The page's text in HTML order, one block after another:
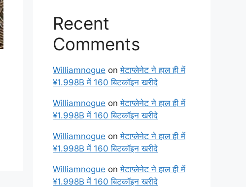
Recent
Comments
Williamnogue onमेटाप्लेनेट ने हाल ही में
¥1.998B में 160 बिटकॉइन खरीदे
Williamnogue onमेटाप्लेनेट ने हाल ही में
¥1.998B में 160 बिटकॉइन खरीदे
Williamnogue onमेटाप्लेनेट ने हाल ही में
¥1.998B में 160 बिटकॉइन खरीदे
Williamnogue onमेटाप्लेनेट ने हाल ही में
¥1.998B में 160 बिटकॉइन खरीदे